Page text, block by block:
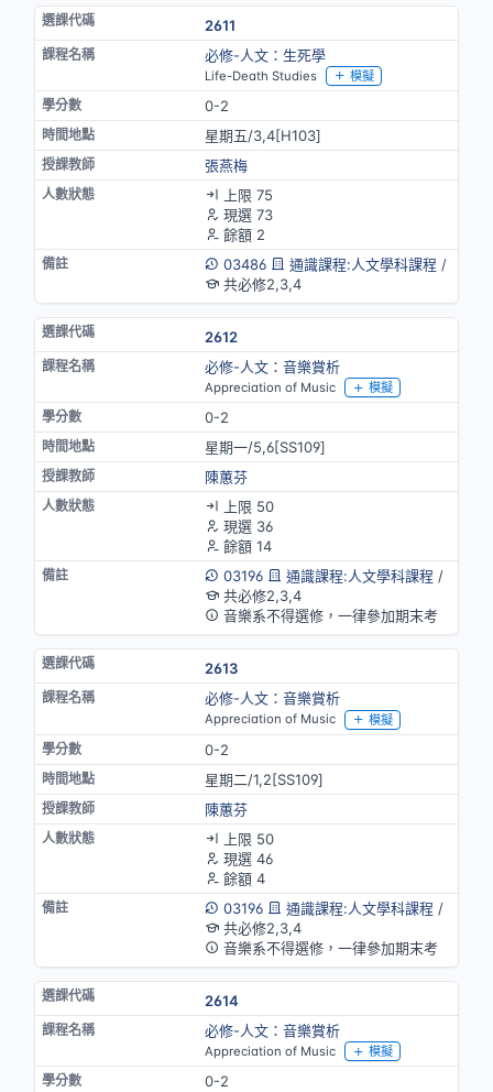
2611
必修-人文：生死學
Life-Death Studies 模擬
0-2
星期五/3,4[H103]
張燕梅
上限 75
現選 73
餘額 2
03486
通識課程:人文學科課程 /
共必修2,3,4
2612
必修-人文：音樂賞析
Appreciation of Music 模擬
0-2
星期一/5,6[SS109]
陳蕙芬
上限 50
現選 36
餘額 14
03196
通識課程:人文學科課程 /
共必修2,3,4
音樂系不得選修，一律參加期末考
2613
必修-人文：音樂賞析
Appreciation of Music 模擬
0-2
星期二/1,2[SS109]
陳蕙芬
上限 50
現選 46
餘額 4
03196
通識課程:人文學科課程 /
共必修2,3,4
音樂系不得選修，一律參加期末考
2614
必修-人文：音樂賞析
Appreciation of Music 模擬
0-2